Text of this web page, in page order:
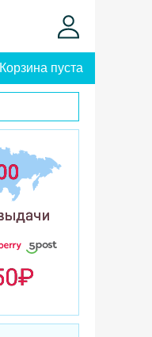
Корзина пуста